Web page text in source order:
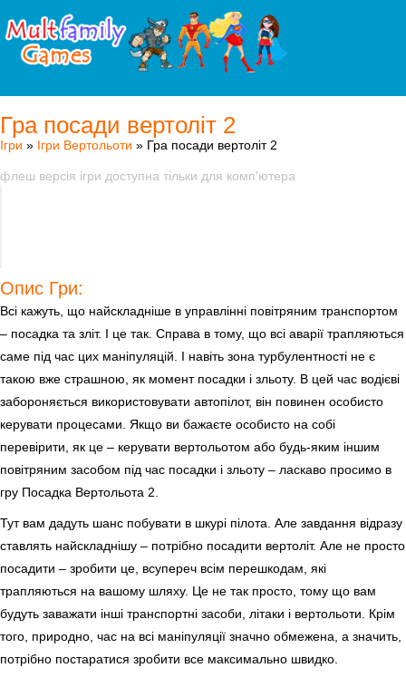
Гра посади вертоліт 2
Ігри » Ігри Вертольоти » Гра посади вертоліт 2
флеш версія ігри доступна тільки для комп'ютера
Опис Гри:
Всі кажуть, що найскладніше в управлінні повітряним транспортом
– посадка та зліт. І це так. Справа в тому, що всі аварії трапляються
саме під час цих маніпуляцій. І навіть зона турбулентності не є
такою вже страшною, як момент посадки і зльоту. В цей час водієві
забороняється використовувати автопілот, він повинен особисто
керувати процесами. Якщо ви бажаєте особисто на собі
перевірити, як це – керувати вертольотом або будь-яким іншим
повітряним засобом під час посадки і зльоту – ласкаво просимо в
гру Посадка Вертольота 2.
Тут вам дадуть шанс побувати в шкурі пілота. Але завдання відразу
ставлять найскладнішу – потрібно посадити вертоліт. Але не просто
посадити – зробити це, всупереч всім перешкодам, які
трапляються на вашому шляху. Це не так просто, тому що вам
будуть заважати інші транспортні засоби, літаки і вертольоти. Крім
того, природно, час на всі маніпуляції значно обмежена, а значить,
потрібно постаратися зробити все максимально швидко.